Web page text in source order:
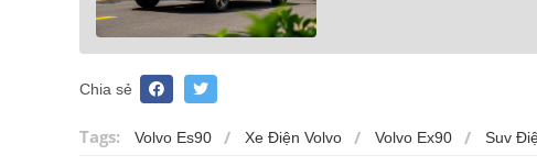
Chia sẻ
Tags: Volvo Es90 Xe Điện Volvo Volvo Ex90 Suv